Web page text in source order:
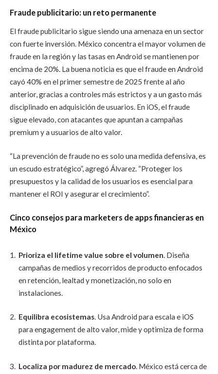
Fraude publicitario: un reto permanente
El fraude publicitario sigue siendo una amenaza en un sector
con fuerte inversión. México concentra el mayor volumen de
fraude en la región y las tasas en Android se mantienen por
encima de 20%. La buena noticia es que el fraude en Android
cayó 40% en el primer semestre de 2025 frente al año
anterior, gracias a controles más estrictos y a un gasto más
disciplinado en adquisición de usuarios. En iOS, el fraude
sigue elevado, con atacantes que apuntan a campañas
premium y a usuarios de alto valor.
“La prevención de fraude no es solo una medida defensiva, es
un escudo estratégico”, agregó Álvarez. “Proteger los
presupuestos y la calidad de los usuarios es esencial para
mantener el ROI y asegurar el crecimiento”.
Cinco consejos para marketers de apps financieras en
México
Prioriza el lifetime value sobre el volumen. Diseña
campañas de medios y recorridos de producto enfocados
en retención, lealtad y monetización, no solo en
instalaciones.
Equilibra ecosistemas. Usa Android para escala e iOS
para engagement de alto valor, mide y optimiza de forma
distinta por plataforma.
Localiza por madurez de mercado. México está cerca de